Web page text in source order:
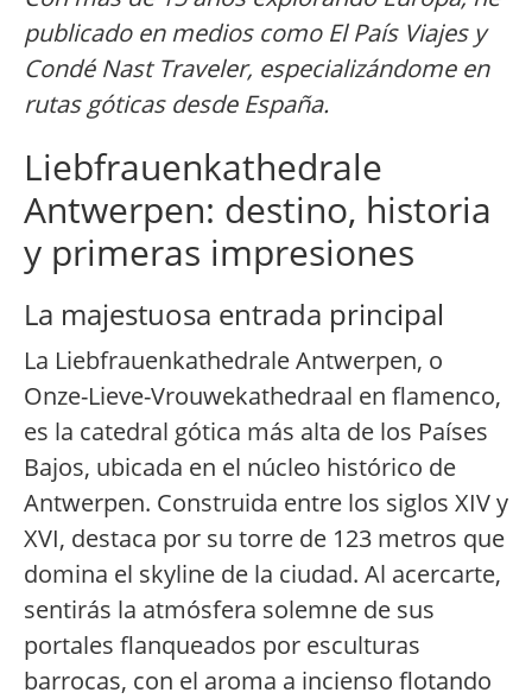
publicado en medios como El País Viajes y
Condé Nast Traveler, especializándome en
rutas góticas desde España.
Liebfrauenkathedrale
Antwerpen: destino, historia
y primeras impresiones
La majestuosa entrada principal
La Liebfrauenkathedrale Antwerpen, o
Onze-Lieve-Vrouwekathedraal en flamenco,
es la catedral gótica más alta de los Países
Bajos, ubicada en el núcleo histórico de
Antwerpen. Construida entre los siglos XIV y
XVI, destaca por su torre de 123 metros que
domina el skyline de la ciudad. Al acercarte,
sentirás la atmósfera solemne de sus
portales flanqueados por esculturas
barrocas, con el aroma a incienso flotando